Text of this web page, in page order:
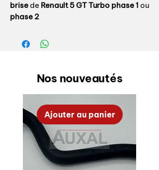
brise de Renault 5 GT Turbo phase 1 ou
phase 2
Référence origine:
n'étant plus disponible, le montage
peut nécessiter quelques ajustements
(passage remplissage liquide lave
glace etc.)
Fabriqué dans outillage origine
Nos nouveautés
Ajouter au panier